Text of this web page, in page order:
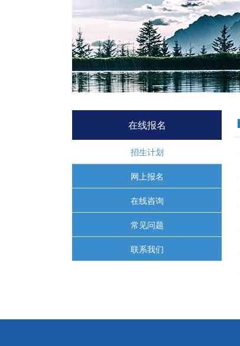
在线报名
招生计划
网上报名
在线咨询
常见问题
联系我们